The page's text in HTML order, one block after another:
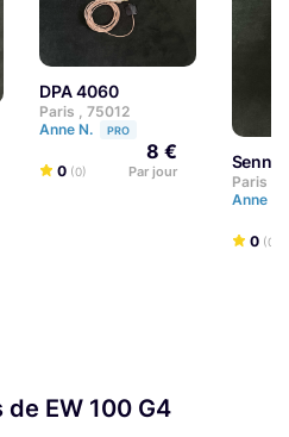
DPA 4060
Paris , 75012
Anne N.
PRO
0 (0)
8 €
Par jour
Paris ,
Anne N.
0 (0)
EW 100 G4